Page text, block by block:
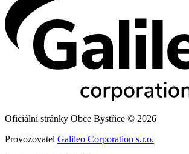
Oficiální stránky Obce Bystřice © 2026
Provozovatel Galileo Corporation s.r.o.